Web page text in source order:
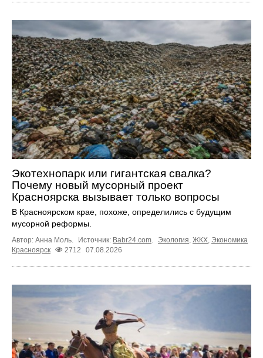
Экотехнопарк или гигантская свалка?
Почему новый мусорный проект
Красноярска вызывает только вопросы
В Красноярском крае, похоже, определились с будущим
мусорной реформы.
Автор: Анна Моль. Источник: Babr24.com Экология ЖКХ Экономика
Красноярск
2712 07.08.2026